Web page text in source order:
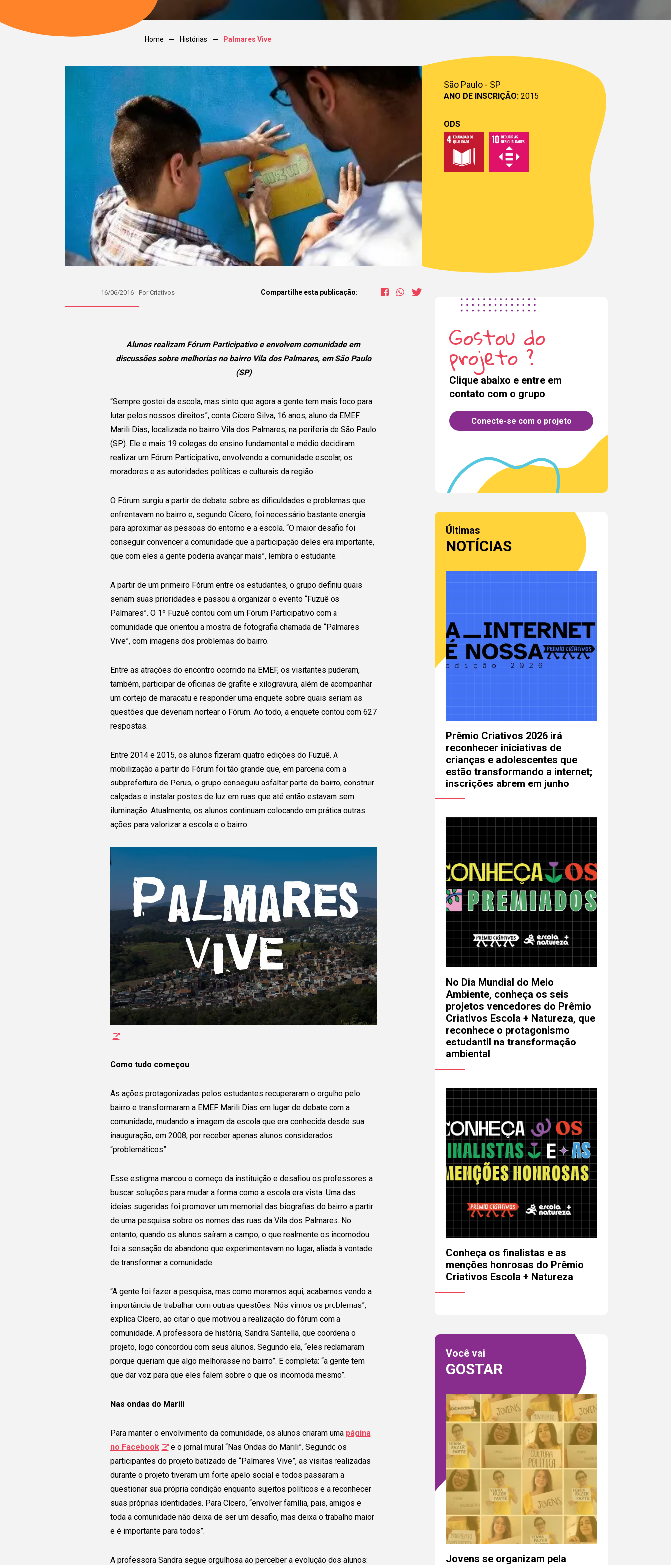
Home Histórias Palmares Vive
São Paulo - SP
ANO DE INSCRIÇÃO: 2015
ODS
16/06/2016 - Por Criativos Compartilhe esta publicação:
Alunos realizam Fórum Participativo e envolvem comunidade em
discussões sobre melhorias no bairro Vila dos Palmares, em São Paulo
(SP)
“Sempre gostei da escola, mas sinto que agora a gente tem mais foco para
lutar pelos nossos direitos”, conta Cícero Silva, 16 anos, aluno da EMEF
Marili Dias, localizada no bairro Vila dos Palmares, na periferia de São Paulo
(SP). Ele e mais 19 colegas do ensino fundamental e médio decidiram
realizar um Fórum Participativo, envolvendo a comunidade escolar, os
moradores e as autoridades políticas e culturais da região.
O Fórum surgiu a partir de debate sobre as dificuldades e problemas que
enfrentavam no bairro e, segundo Cícero, foi necessário bastante energia
para aproximar as pessoas do entorno e a escola. “O maior desafio foi
conseguir convencer a comunidade que a participação deles era importante,
que com eles a gente poderia avançar mais”, lembra o estudante.
A partir de um primeiro Fórum entre os estudantes, o grupo definiu quais
seriam suas prioridades e passou a organizar o evento “Fuzuê os
Palmares”. O 1º Fuzuê contou com um Fórum Participativo com a
comunidade que orientou a mostra de fotografia chamada de “Palmares
Vive”, com imagens dos problemas do bairro.
Entre as atrações do encontro ocorrido na EMEF, os visitantes puderam,
também, participar de oficinas de grafite e xilogravura, além de acompanhar
um cortejo de maracatu e responder uma enquete sobre quais seriam as
questões que deveriam nortear o Fórum. Ao todo, a enquete contou com 627
respostas.
Entre 2014 e 2015, os alunos fizeram quatro edições do Fuzuê. A
mobilização a partir do Fórum foi tão grande que, em parceria com a
subprefeitura de Perus, o grupo conseguiu asfaltar parte do bairro, construir
calçadas e instalar postes de luz em ruas que até então estavam sem
iluminação. Atualmente, os alunos continuam colocando em prática outras
ações para valorizar a escola e o bairro.
Como tudo começou
As ações protagonizadas pelos estudantes recuperaram o orgulho pelo
bairro e transformaram a EMEF Marili Dias em lugar de debate com a
comunidade, mudando a imagem da escola que era conhecida desde sua
inauguração, em 2008, por receber apenas alunos considerados
“problemáticos”.
Esse estigma marcou o começo da instituição e desafiou os professores a
buscar soluções para mudar a forma como a escola era vista. Uma das
ideias sugeridas foi promover um memorial das biografias do bairro a partir
de uma pesquisa sobre os nomes das ruas da Vila dos Palmares. No
entanto, quando os alunos saíram a campo, o que realmente os incomodou
foi a sensação de abandono que experimentavam no lugar, aliada à vontade
de transformar a comunidade.
“A gente foi fazer a pesquisa, mas como moramos aqui, acabamos vendo a
importância de trabalhar com outras questões. Nós vimos os problemas”,
explica Cícero, ao citar o que motivou a realização do fórum com a
comunidade. A professora de história, Sandra Santella, que coordena o
projeto, logo concordou com seus alunos. Segundo ela, “eles reclamaram
porque queriam que algo melhorasse no bairro”. E completa: “a gente tem
que dar voz para que eles falem sobre o que os incomoda mesmo”.
Nas ondas do Marili
Para manter o envolvimento da comunidade, os alunos criaram uma página
no Facebook
e o jornal mural “Nas Ondas do Marili”. Segundo os
participantes do projeto batizado de “Palmares Vive”, as visitas realizadas
durante o projeto tiveram um forte apelo social e todos passaram a
questionar sua própria condição enquanto sujeitos políticos e a reconhecer
suas próprias identidades. Para Cícero, “envolver família, pais, amigos e
toda a comunidade não deixa de ser um desafio, mas deixa o trabalho maior
e é importante para todos”.
A professora Sandra segue orgulhosa ao perceber a evolução dos alunos:
Gostou do
projeto ?
Clique abaixo e entre em
contato com o grupo
Conecte-se com o projeto
Últimas
NOTÍCIAS
Prêmio Criativos 2026 irá
reconhecer iniciativas de
crianças e adolescentes que
estão transformando a internet;
inscrições abrem em junho
No Dia Mundial do Meio
Ambiente, conheça os seis
projetos vencedores do Prêmio
Criativos Escola + Natureza, que
reconhece o protagonismo
estudantil na transformação
ambiental
Conheça os finalistas e as
menções honrosas do Prêmio
Criativos Escola + Natureza
Você vai
GOSTAR
Jovens se organizam pela
Conecte-se
com o grupo!
ampliar a transformação que já
está sendo realizada por
estudantes de todo o país!
Preencha as informações abaixo e
permita que o grupo possa entrar
em contato com você! Caso o
grupo tenha interesse,vai ter
acesso a seu contato para que
vocês possam dialogar.
Eu Gostaria de:
Nome Completo
Telefone (opcional)
Estado
Escola/ Organização (opcional)
Autorizo o envio de minhas informações para a pessoa responsável pela
inscrição do projeto e compreendo que o Criativos não possui responsabilidade
no diálogo ou em quaisquer trocas que possam ocorrer a partir desse contato.
Voltar Enviar